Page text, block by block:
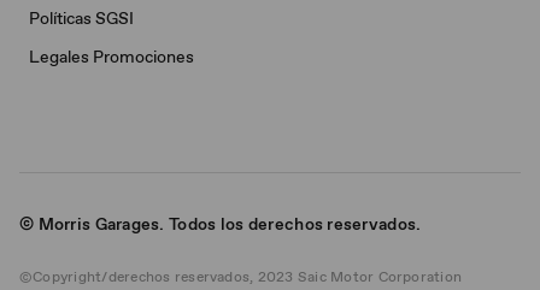
Políticas SGSI
Legales Promociones
© Morris Garages. Todos los derechos reservados.
©Copyright/derechos reservados, 2023 Saic Motor Corporation